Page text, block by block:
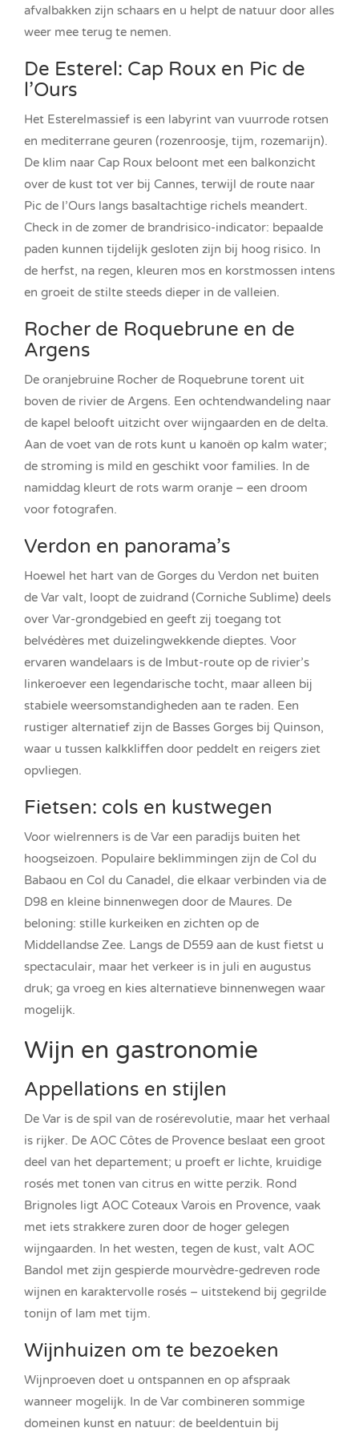
afvalbakken zijn schaars en u helpt de natuur door alles
weer mee terug te nemen.
De Esterel: Cap Roux en Pic de
l’Ours
Het Esterelmassief is een labyrint van vuurrode rotsen
en mediterrane geuren (rozenroosje, tijm, rozemarijn).
De klim naar Cap Roux beloont met een balkonzicht
over de kust tot ver bij Cannes, terwijl de route naar
Pic de l’Ours langs basaltachtige richels meandert.
Check in de zomer de brandrisico-indicator: bepaalde
paden kunnen tijdelijk gesloten zijn bij hoog risico. In
de herfst, na regen, kleuren mos en korstmossen intens
en groeit de stilte steeds dieper in de valleien.
Rocher de Roquebrune en de
Argens
De oranjebruine Rocher de Roquebrune torent uit
boven de rivier de Argens. Een ochtendwandeling naar
de kapel belooft uitzicht over wijngaarden en de delta.
Aan de voet van de rots kunt u kanoën op kalm water;
de stroming is mild en geschikt voor families. In de
namiddag kleurt de rots warm oranje – een droom
voor fotografen.
Verdon en panorama’s
Hoewel het hart van de Gorges du Verdon net buiten
de Var valt, loopt de zuidrand (Corniche Sublime) deels
over Var-grondgebied en geeft zij toegang tot
belvédères met duizelingwekkende dieptes. Voor
ervaren wandelaars is de Imbut-route op de rivier’s
linkeroever een legendarische tocht, maar alleen bij
stabiele weersomstandigheden aan te raden. Een
rustiger alternatief zijn de Basses Gorges bij Quinson,
waar u tussen kalkkliffen door peddelt en reigers ziet
opvliegen.
Fietsen: cols en kustwegen
Voor wielrenners is de Var een paradijs buiten het
hoogseizoen. Populaire beklimmingen zijn de Col du
Babaou en Col du Canadel, die elkaar verbinden via de
D98 en kleine binnenwegen door de Maures. De
beloning: stille kurkeiken en zichten op de
Middellandse Zee. Langs de D559 aan de kust fietst u
spectaculair, maar het verkeer is in juli en augustus
druk; ga vroeg en kies alternatieve binnenwegen waar
mogelijk.
Wijn en gastronomie
Appellations en stijlen
De Var is de spil van de rosérevolutie, maar het verhaal
is rijker. De AOC Côtes de Provence beslaat een groot
deel van het departement; u proeft er lichte, kruidige
rosés met tonen van citrus en witte perzik. Rond
Brignoles ligt AOC Coteaux Varois en Provence, vaak
met iets strakkere zuren door de hoger gelegen
wijngaarden. In het westen, tegen de kust, valt AOC
Bandol met zijn gespierde mourvèdre-gedreven rode
wijnen en karaktervolle rosés – uitstekend bij gegrilde
tonijn of lam met tijm.
Wijnhuizen om te bezoeken
Wijnproeven doet u ontspannen en op afspraak
wanneer mogelijk. In de Var combineren sommige
domeinen kunst en natuur: de beeldentuin bij